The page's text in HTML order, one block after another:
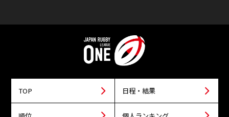
TOP 日程・結果